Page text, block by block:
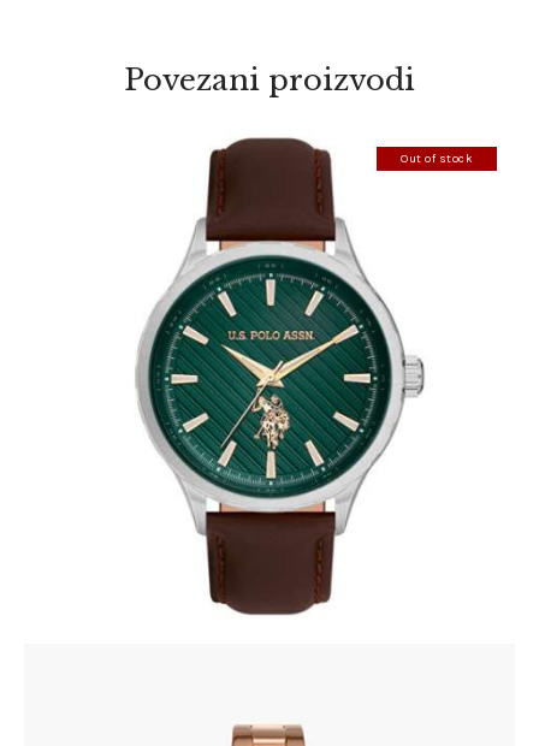
Povezani proizvodi
Out of stock
U.S. POLO ASSN 1069-05
220.00 KM